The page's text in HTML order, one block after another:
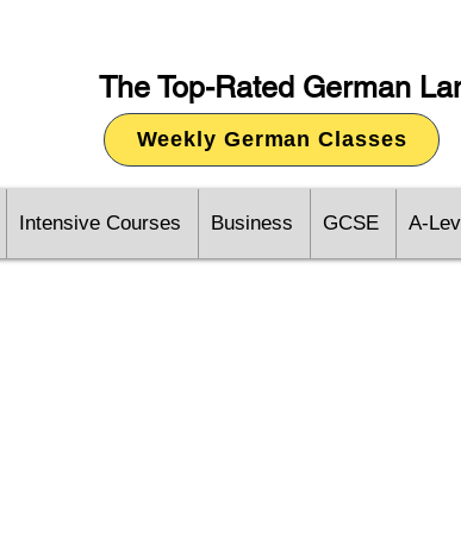
The Top-Rated German
Weekly German Classes
Intensive Courses Business GCSE A-